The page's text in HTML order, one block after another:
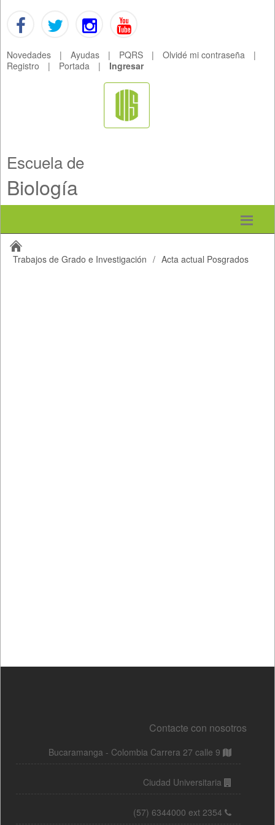
Novedades | Ayudas | PQRS | Olvidé mi contraseña
|
Registro
| Portada | Ingresar
Escuela de
Biología
Trabajos de Grado e Investigación / Acta actual Posgrados
Contacte con nosotros
Bucaramanga - Colombia Carrera 27 calle 9
Ciudad Universitaria
(57) 6344000 ext 2354